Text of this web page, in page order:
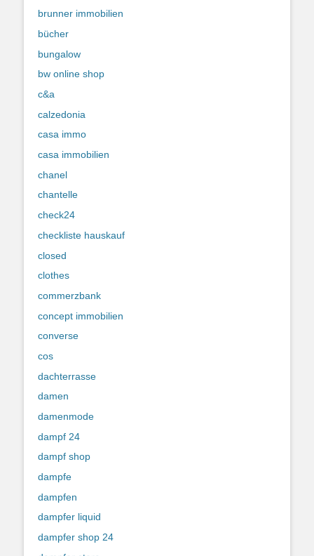
brunner immobilien
bücher
bungalow
bw online shop
c&a
calzedonia
casa immo
casa immobilien
chanel
chantelle
check24
checkliste hauskauf
closed
clothes
commerzbank
concept immobilien
converse
cos
dachterrasse
damen
damenmode
dampf 24
dampf shop
dampfe
dampfen
dampfer liquid
dampfer shop 24